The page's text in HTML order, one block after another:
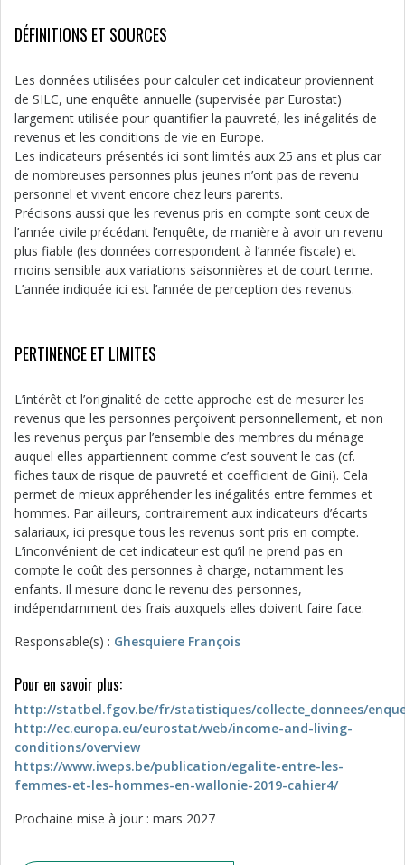
DÉFINITIONS ET SOURCES
Les données utilisées pour calculer cet indicateur proviennent
de SILC, une enquête annuelle (supervisée par Eurostat)
largement utilisée pour quantifier la pauvreté, les inégalités de
revenus et les conditions de vie en Europe.
Les indicateurs présentés ici sont limités aux 25 ans et plus car
de nombreuses personnes plus jeunes n’ont pas de revenu
personnel et vivent encore chez leurs parents.
Précisons aussi que les revenus pris en compte sont ceux de
l’année civile précédant l’enquête, de manière à avoir un revenu
plus fiable (les données correspondent à l’année fiscale) et
moins sensible aux variations saisonnières et de court terme.
L’année indiquée ici est l’année de perception des revenus.
PERTINENCE ET LIMITES
L’intérêt et l’originalité de cette approche est de mesurer les
revenus que les personnes perçoivent personnellement, et non
les revenus perçus par l’ensemble des membres du ménage
auquel elles appartiennent comme c’est souvent le cas (cf.
fiches taux de risque de pauvreté et coefficient de Gini). Cela
permet de mieux appréhender les inégalités entre femmes et
hommes. Par ailleurs, contrairement aux indicateurs d’écarts
salariaux, ici presque tous les revenus sont pris en compte.
L’inconvénient de cet indicateur est qu’il ne prend pas en
compte le coût des personnes à charge, notamment les
enfants. Il mesure donc le revenu des personnes,
indépendamment des frais auxquels elles doivent faire face.
Responsable(s) : Ghesquiere François
Pour en savoir plus:
http://statbel.fgov.be/fr/statistiques/collecte_donnees/
http://ec.europa.eu/eurostat/web/income-and-living-
conditions/overview
https://www.iweps.be/publication/egalite-entre-les-
femmes-et-les-hommes-en-wallonie-2019-cahier4/
Prochaine mise à jour : mars 2027